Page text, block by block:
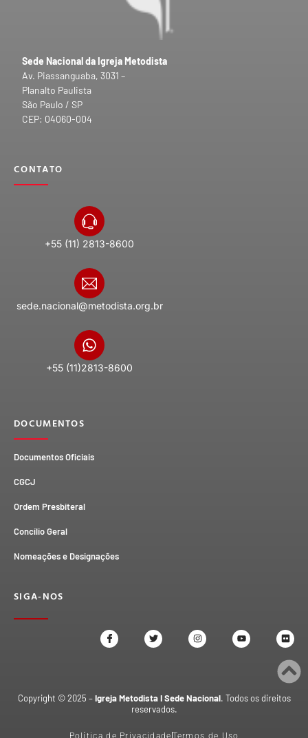
Sede Nacional da Igreja Metodista
Av. Piassanguaba, 3031 –
Planalto Paulista
São Paulo / SP
CEP: 04060-004
CONTATO
+55 (11) 2813-8600
sede.nacional@metodista.org.br
+55 (11)2813-8600
DOCUMENTOS
Documentos Oficiais
CGCJ
Ordem Presbiteral
Concílio Geral
Nomeações e Designações
SIGA-NOS
Copyright © 2025 –Igreja Metodista I Sede Nacional. Todos os direitos
reservados.
Política de Privacidade Termos de Uso